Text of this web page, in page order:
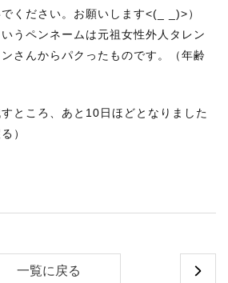
ください。お願いします<(_ _)>）
うペンネームは元祖女性外人タレン
さんからパクったものです。（年齢
ところ、あと10日ほどとなりました
）
一覧に戻る